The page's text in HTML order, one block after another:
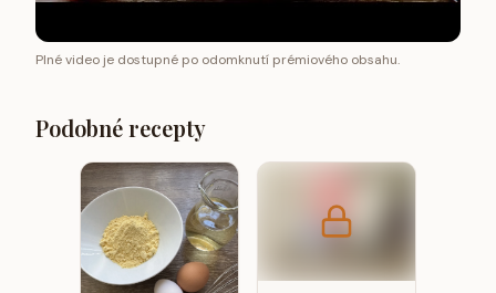
Plné video je dostupné po odomknutí prémiového obsahu.
Podobné recepty